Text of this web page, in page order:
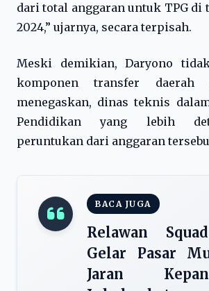
dari total anggaran untuk TPG di
2024,” ujarnya, secara terpisah.
Meski demikian, Daryono
komponen transfer daerah
menegaskan, dinas teknis
Pendidikan yang lebih
peruntukan dari anggaran
BACA JUGA
Relawan
Gelar Pasar
Jaran